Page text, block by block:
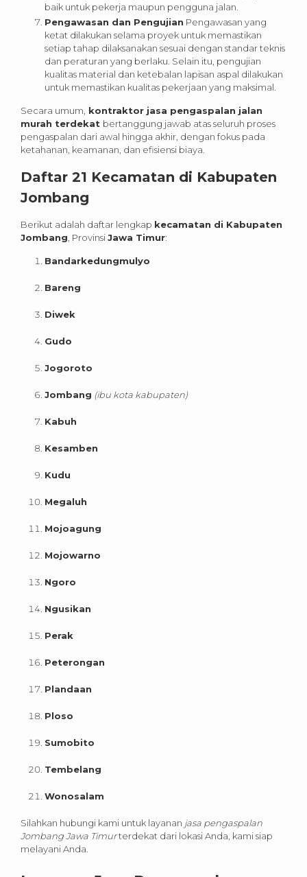
baik untuk pekerja maupun pengguna jalan.
Pengawasan dan Pengujian Pengawasan yang
ketat dilakukan selama proyek untuk memastikan
setiap tahap dilaksanakan sesuai dengan standar teknis
dan peraturan yang berlaku. Selain itu, pengujian
kualitas material dan ketebalan lapisan aspal dilakukan
untuk memastikan kualitas pekerjaan yang maksimal.
Secara umum, kontraktor jasa pengaspalan jalan
murah terdekat bertanggung jawab atas seluruh proses
pengaspalan dari awal hingga akhir, dengan fokus pada
ketahanan, keamanan, dan efisiensi biaya.
Daftar 21 Kecamatan di Kabupaten
Jombang
Berikut adalah daftar lengkap kecamatan di Kabupaten
Jombang , ProvinsiJawa Timur:
Bandarkedungmulyo
Bareng
Diwek
Gudo
Jogoroto
Jombang (ibu kota kabupaten)
Kabuh
Kesamben
Kudu
Megaluh
Mojoagung
Mojowarno
Ngoro
Ngusikan
Perak
Peterongan
Plandaan
Ploso
Sumobito
Tembelang
Wonosalam
Silahkan hubungi kami untuk layanan jasa pengaspalan
Jombang Jawa Timurterdekat dari lokasi Anda, kami siap
melayani Anda.